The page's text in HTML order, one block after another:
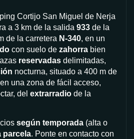
Cortijo San Miguel de Nerja
a 3 km de la salida 933 de la
de la carretera N-340, en un
con suelo de zahorra bien
reservadas delimitadas,
nocturna, situado a 400 m de
una zona de fácil acceso,
del extrarradio de la
según temporada (alta o
parcela. Ponte en contacto con